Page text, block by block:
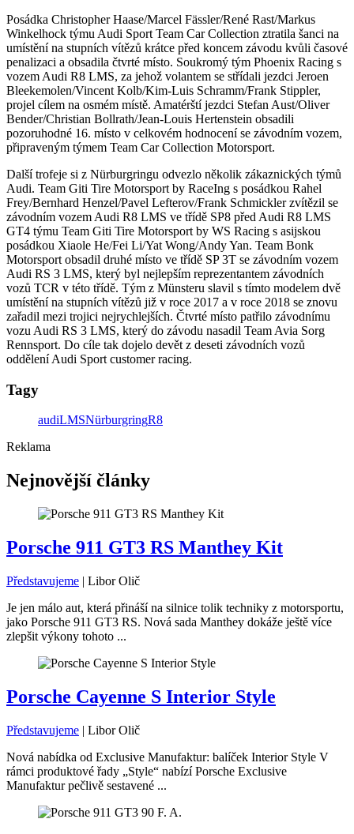
Posádka Christopher Haase/Marcel Fässler/René Rast/Markus
Winkelhock týmu Audi Sport Team Car Collection ztratila šanci na
umístění na stupních vítězů krátce před koncem závodu kvůli časové
penalizaci a obsadila čtvrté místo. Soukromý tým Phoenix Racing s
vozem Audi R8 LMS, za jehož volantem se střídali jezdci Jeroen
Bleekemolen/Vincent Kolb/Kim-Luis Schramm/Frank Stippler,
projel cílem na osmém místě. Amatérští jezdci Stefan Aust/Oliver
Bender/Christian Bollrath/Jean-Louis Hertenstein obsadili
pozoruhodné 16. místo v celkovém hodnocení se závodním vozem,
připraveným týmem Team Car Collection Motorsport.
Další trofeje si z Nürburgringu odvezlo několik zákaznických týmů
Audi. Team Giti Tire Motorsport by RaceIng s posádkou Rahel
Frey/Bernhard Henzel/Pavel Lefterov/Frank Schmickler zvítězil se
závodním vozem Audi R8 LMS ve třídě SP8 před Audi R8 LMS
GT4 týmu Team Giti Tire Motorsport by WS Racing s asijskou
posádkou Xiaole He/Fei Li/Yat Wong/Andy Yan. Team Bonk
Motorsport obsadil druhé místo ve třídě SP 3T se závodním vozem
Audi RS 3 LMS, který byl nejlepším reprezentantem závodních
vozů TCR v této třídě. Tým z Münsteru slavil s tímto modelem dvě
umístění na stupních vítězů již v roce 2017 a v roce 2018 se znovu
zařadil mezi trojici nejrychlejších. Čtvrté místo patřilo závodnímu
vozu Audi RS 3 LMS, který do závodu nasadil Team Avia Sorg
Rennsport. Do cíle tak dojelo devět z deseti závodních vozů
oddělení Audi Sport customer racing.
Tagy
audiLMSNürburgringR8
Reklama
Nejnovější články
Porsche 911 GT3 RS Manthey Kit
Představujeme | Libor Olič
Je jen málo aut, která přináší na silnice tolik techniky z motorsportu,
jako Porsche 911 GT3 RS. Nová sada Manthey dokáže ještě více
zlepšit výkony tohoto ...
Porsche Cayenne S Interior Style
Představujeme | Libor Olič
Nová nabídka od Exclusive Manufaktur: balíček Interior Style V
rámci produktové řady „Style“ nabízí Porsche Exclusive
Manufaktur pečlivě sestavené ...